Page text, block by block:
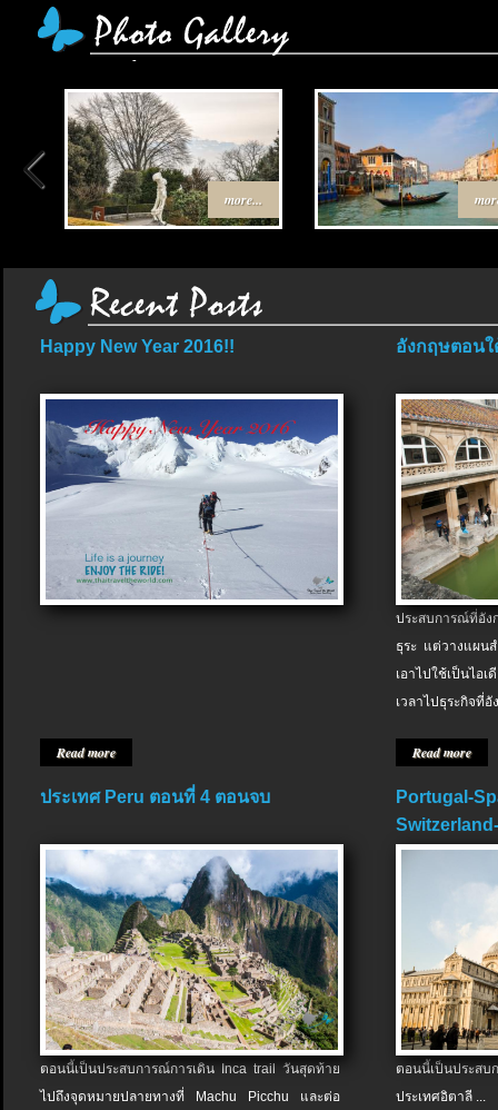
more...
Happy New Year 2016!!
Read more
อังกฤษตอนใ
ประสบการณ์ที่อัง
ธุระ แต่วางแผน
เอาไปใช้เป็นไอ
เวลาไปธุระกิจที่อั
Read more
ประเทศ Peru ตอนที่ 4 ตอนจบ
ตอนนี้เป็นประสบการณ์การเดิน Inca trail วันสุดท้าย
ไปถึงจุดหมายปลายทางที่ Machu Picchu และต่อ
Portugal-
ตอนนี้เป็นประส
ประเทศอิตาลี ...